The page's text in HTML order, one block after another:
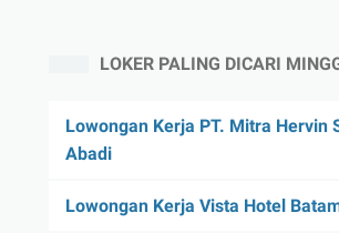
LOKER PALING DICARI
Lowongan Kerja PT. Mitra Hervin
Abadi
Lowongan Kerja Vista Hotel